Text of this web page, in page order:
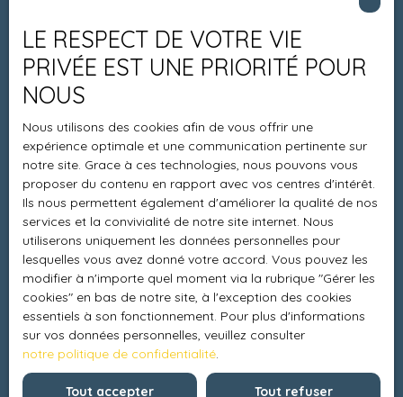
Espace vendeur
Vendre avec nous
Charte 21
Contact
Informations
Recrutement
Honoraires
Mentions légales
Politique de confidentialité
Plan du site
LE RESPECT DE VOTRE VIE
PRIVÉE EST UNE PRIORITÉ POUR
NOUS
Nous utilisons des cookies afin de vous offrir une
expérience optimale et une communication pertinente sur
notre site. Grace à ces technologies, nous pouvons vous
proposer du contenu en rapport avec vos centres d'intérêt.
Ils nous permettent également d'améliorer la qualité de nos
services et la convivialité de notre site internet. Nous
utiliserons uniquement les données personnelles pour
lesquelles vous avez donné votre accord. Vous pouvez les
modifier à n'importe quel moment via la rubrique ″Gérer les
cookies″ en bas de notre site, à l'exception des cookies
essentiels à son fonctionnement. Pour plus d'informations
sur vos données personnelles, veuillez consulter
notre politique de confidentialité.
Tout accepter Tout refuser